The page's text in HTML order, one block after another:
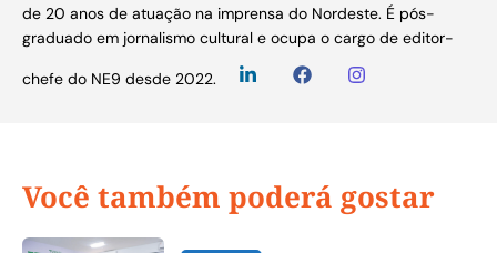
de 20 anos de atuação na imprensa do Nordeste. É pós-
graduado em jornalismo cultural e ocupa o cargo de editor-
chefe do NE9 desde 2022.
Você também poderá gostar